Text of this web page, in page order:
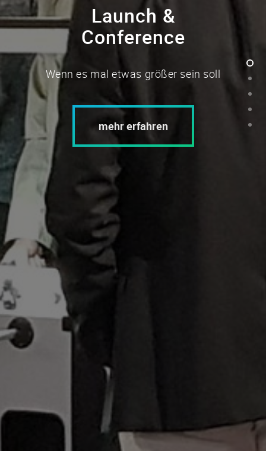
Launch &
Conference
Wenn es mal etwas größer sein soll
mehr erfahren